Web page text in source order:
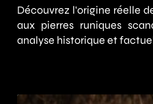
Découvrez l'origine réelle
aux pierres runiques
analyse historique et